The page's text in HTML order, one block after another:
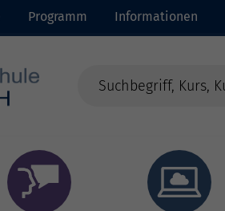
Programm Informationen